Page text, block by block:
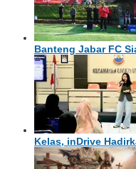
Banteng Jabar FC
Kelas, inDrive